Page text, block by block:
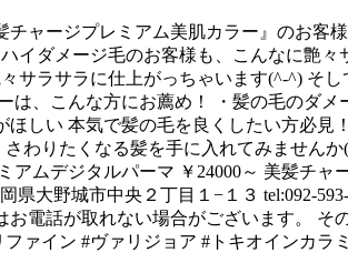
ャージプレミアム美肌カラー』のお
ダメージ毛のお客様も、こんなに艶
サラサラに仕上がっちゃいます(^-^) そ
、こんな方にお薦め！ ・髪の毛のダ
しい 本気で髪の毛を良くしたい方必
わりたくなる髪を手に入れてみません
ムデジタルパーマ ￥24000～ 美髪チ
大野城市中央２丁目１−１３ tel:092-
電話が取れない場合がございます。
ァイン #ヴァリジョア #トキオインカ